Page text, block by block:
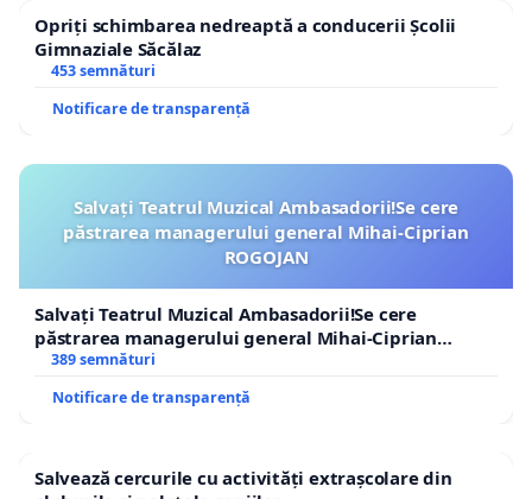
Opriți schimbarea nedreaptă a conducerii Școlii
Gimnaziale Săcălaz
453 semnături
Notificare de transparență
Salvați Teatrul Muzical Ambasadorii!Se cere
păstrarea managerului general Mihai-Ciprian
ROGOJAN
Salvați Teatrul Muzical Ambasadorii!Se cere
păstrarea managerului general Mihai-Ciprian
ROGOJAN
389 semnături
Notificare de transparență
Salvează cercurile cu activități extrașcolare din